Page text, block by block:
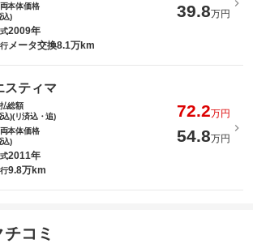
本体価格
込)
39.8万円
2009年
メータ交換8.1万km
スティマ
総額
込)(リ済込・追)
72.2万円
本体価格
込)
54.8万円
2011年
9.8万km
コミ